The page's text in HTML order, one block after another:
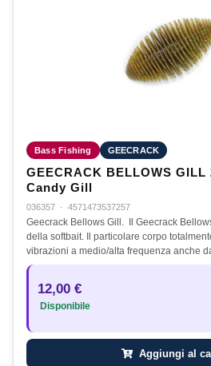
Bass Fishing GEECRACK
GEECRACK BELLOWS GILL
Candy Gill
036357 · 4571473537257
Geecrack Bellows Gill. Il Geecrack
della softbait. Il particolare corpo
vibrazioni a medio/alta frequenza anche
12,00 €
Disponibile
Aggiungi al